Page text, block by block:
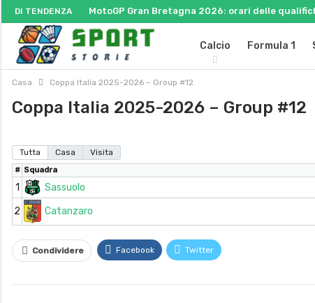
DI TENDENZA MotoGP Gran Bretagna 2026: orari delle
Calcio Formula 1
Casa Coppa Italia 2025-2026 – Group #12
Coppa Italia 2025-2026 – Group #12
Tutta Casa Visita
# Squadra
1 Sassuolo
2 Catanzaro
Condividere Facebook Twitter